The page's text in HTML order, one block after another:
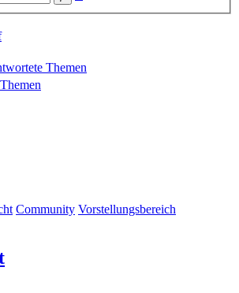
Themen
Community Vorstellungsbereich